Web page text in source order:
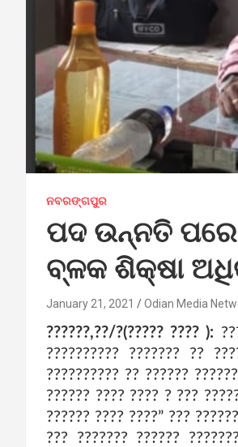
ନବରଙ୍ଗପୁର
ପଦ ଉନ୍ନତି ପରେ
ବ୍ଳକ ଶିକ୍ଷା
January 21, 2021 Odian Media
??????,??/?(????? ???? ):
?????????? ??????? ??
?????????? ?? ??????
?????? ???? ???? ? ???
?????? ???? ????” ???
??? ??????? ??????